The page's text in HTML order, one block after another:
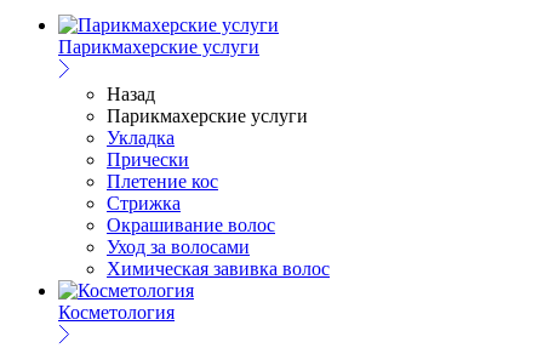
Парикмахерские услуги
Назад
Парикмахерские услуги
Укладка
Прически
Плетение кос
Стрижка
Окрашивание волос
Уход за волосами
Химическая завивка волос
Косметология